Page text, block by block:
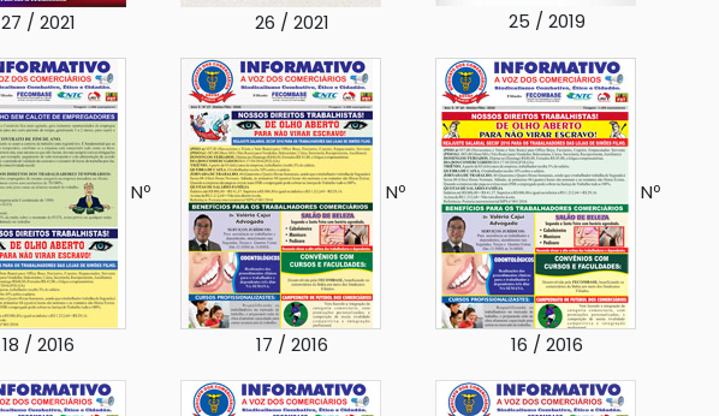
27 / 2021 26 / 2021 25 / 2019
Nº
18 / 2016
Nº
17 / 2016
Nº
16 / 2016